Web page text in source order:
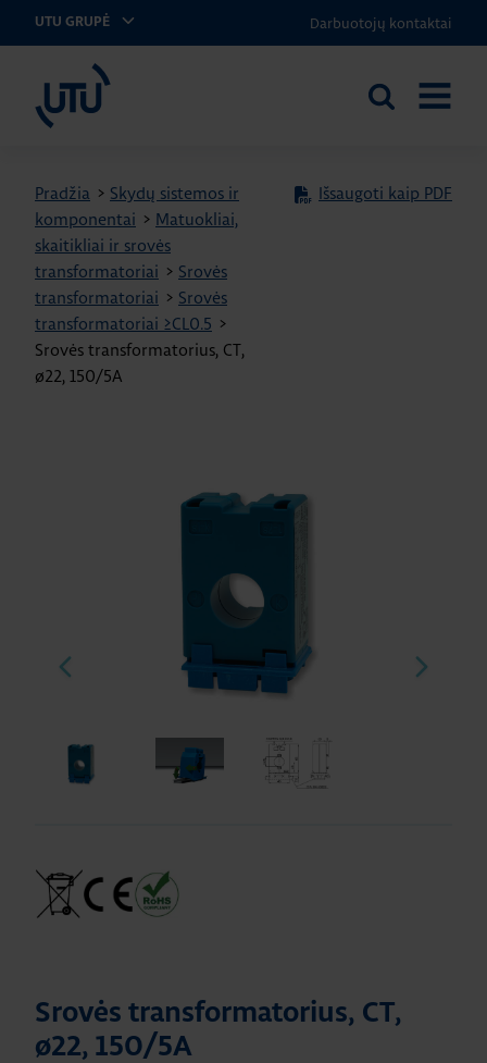
UTU GRUPĖ Darbuotojų kontaktai
UTU Lithuania
Ieškoti
Pradžia > Skydų sistemos ir
komponentai > Matuokliai,
skaitikliai ir srovės
transformatoriai > Srovės
transformatoriai > Srovės
transformatoriai ≥CL0.5 >
Srovės transformatorius, CT,
ø22, 150/5A
Išsaugoti kaip PDF
Srovės transformatorius, CT,
ø22, 150/5A